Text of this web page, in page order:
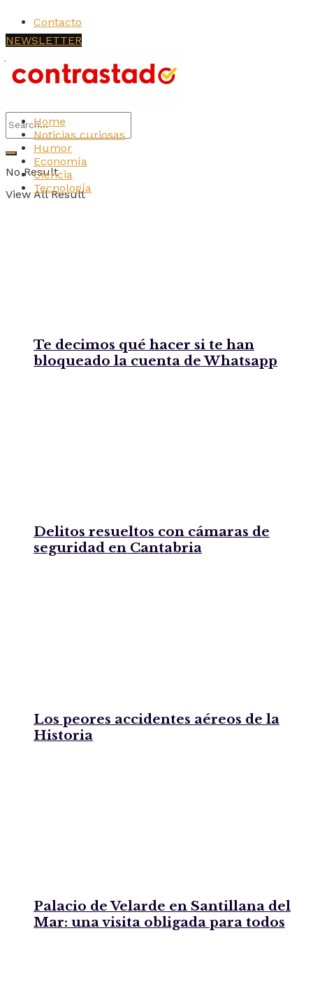
Contacto
No Result
View All Result
NEWSLETTER
Home
Noticias curiosas
Humor
Economía
Ciencia
Tecnología
Te decimos qué hacer si te han
bloqueado la cuenta de Whatsapp
Delitos resueltos con cámaras de
seguridad en Cantabria
Los peores accidentes aéreos de la
Historia
Palacio de Velarde en Santillana del
Mar: una visita obligada para todos